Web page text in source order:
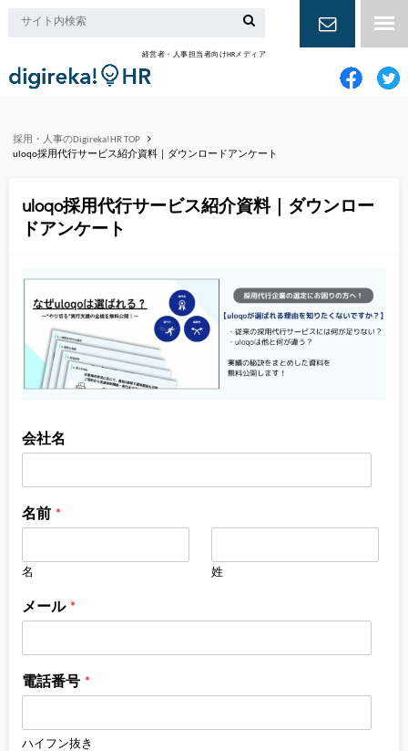
経営者・人事担当者向けHRメディア
お問い合
採用・人事のDigireka!HR TOP
uloqo採用代行サービス紹介資料｜ダウンロードアンケート
uloqo採用代行サービス紹介資料｜ダウンロー
ドアンケート
会社名
名前 *
名 姓
メール *
電話番号 *
ハイフン抜き